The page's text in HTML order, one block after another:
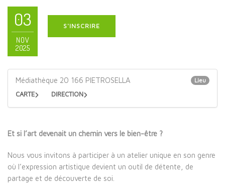
03
NOV
2025
S'INSCRIRE
Médiathèque 20 166 PIETROSELLA Lieu
CARTE DIRECTION
Et si l’art devenait un chemin vers le bien-être ?
Nous vous invitons à participer à un atelier unique en son genre
où l’expression artistique devient un outil de détente, de
partage et de découverte de soi.